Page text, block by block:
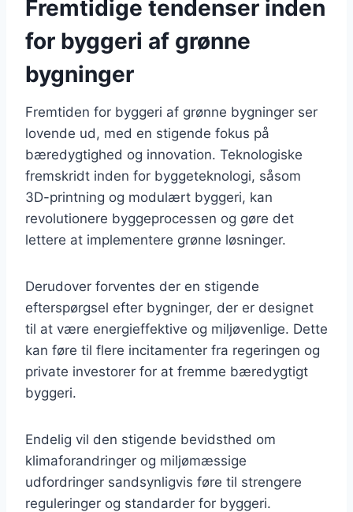
Fremtidige tendenser inden
for byggeri af grønne
bygninger
Fremtiden for byggeri af grønne bygninger ser
lovende ud, med en stigende fokus på
bæredygtighed og innovation. Teknologiske
fremskridt inden for byggeteknologi, såsom
3D-printning og modulært byggeri, kan
revolutionere byggeprocessen og gøre det
lettere at implementere grønne løsninger.
Derudover forventes der en stigende
efterspørgsel efter bygninger, der er designet
til at være energieffektive og miljøvenlige. Dette
kan føre til flere incitamenter fra regeringen og
private investorer for at fremme bæredygtigt
byggeri.
Endelig vil den stigende bevidsthed om
klimaforandringer og miljømæssige
udfordringer sandsynligvis føre til strengere
reguleringer og standarder for byggeri.